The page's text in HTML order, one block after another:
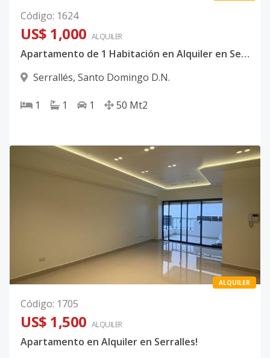
Código: 1624
US$ 1,000 ALQUILER
Apartamento de 1 Habitación en Alquiler en Serrallés | Torre Moderna
Serrallés, Santo Domingo D.N.
1 1 1 50 Mt2
ALQUILER
Código: 1705
US$ 1,500 ALQUILER
Apartamento en Alquiler en Serralles!